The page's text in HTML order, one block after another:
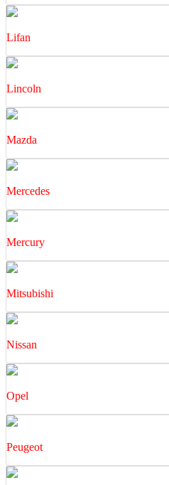
Lifan
Lincoln
Mazda
Mercedes
Mercury
Mitsubishi
Nissan
Opel
Peugeot